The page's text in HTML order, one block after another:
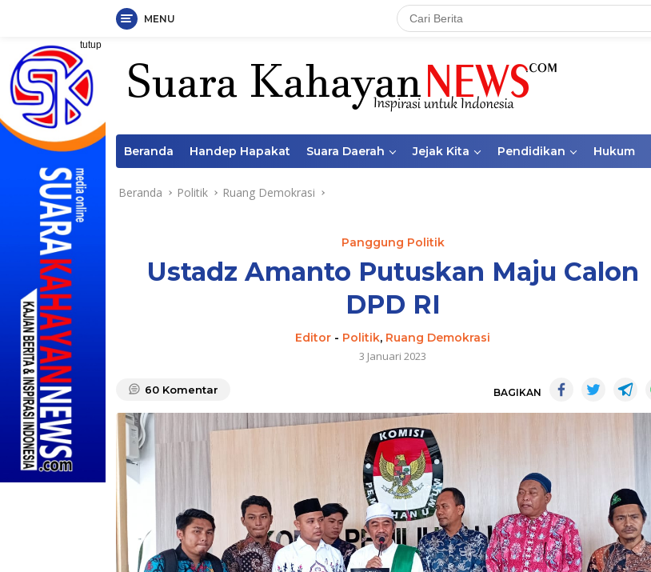
Langsung
konten
MENU
tutup
Beranda Handep Hapakat Suara Daerah Jejak Kita Pendidikan Hukum
Beranda Politik Ruang Demokrasi
Panggung Politik
Ustadz Amanto Putuskan Maju Calon
DPD RI
Editor - Politik, Ruang Demokrasi
3 Januari 2023
60 Komentar BAGIKAN